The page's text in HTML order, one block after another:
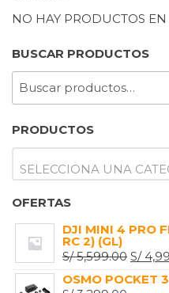
NO HAY PRODUCTOS EN
BUSCAR PRODUCTOS
PRODUCTOS
SELECCIONA UNA
OFERTAS
DJI MINI 4 PRO
RC 2) (GL)
S/5,599.00 EL
S/
OSMO POCKET